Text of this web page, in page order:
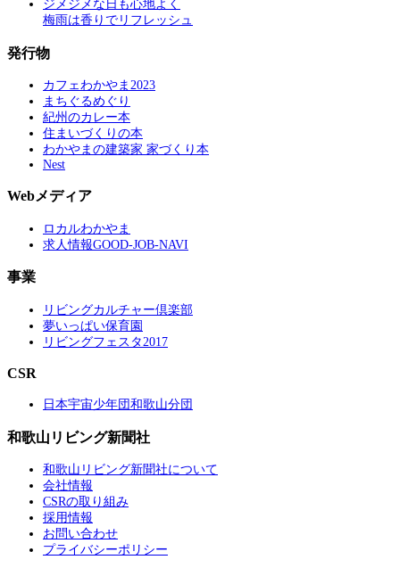
ジメジメな日も心地よく
梅雨は香りでリフレッシュ
発行物
カフェわかやま2023
まちぐるめぐり
紀州のカレー本
住まいづくりの本
わかやまの建築家 家づくり本
Nest
Webメディア
ロカルわかやま
求人情報GOOD-JOB-NAVI
事業
リビングカルチャー倶楽部
夢いっぱい保育園
リビングフェスタ2017
CSR
日本宇宙少年団和歌山分団
和歌山リビング新聞社
和歌山リビング新聞社について
会社情報
CSRの取り組み
採用情報
お問い合わせ
プライバシーポリシー